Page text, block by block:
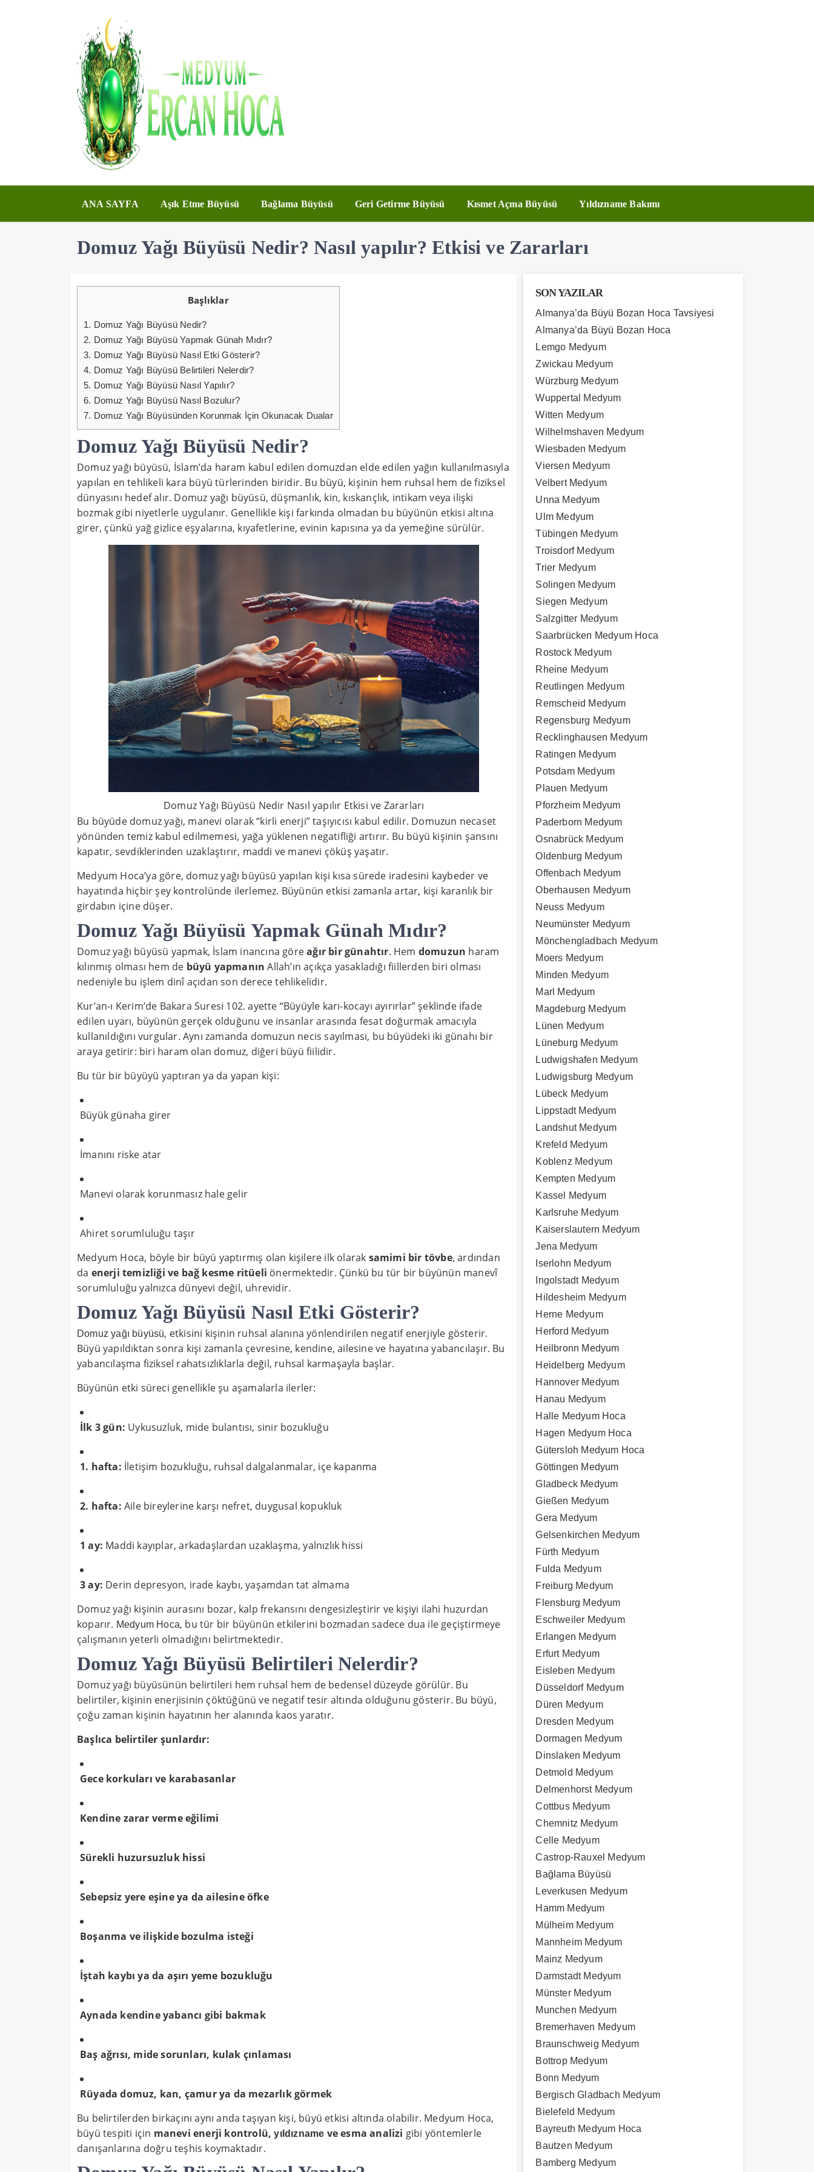
ANA SAYFA Aşık Etme Büyüsü Bağlama Büyüsü Geri Getirme Büyüsü Kısmet Açma Büyüsü Yıldızname Bakımı
Domuz Yağı Büyüsü Nedir? Nasıl yapılır? Etkisi ve Zararları
Başlıklar
1. Domuz Yağı Büyüsü Nedir?
2. Domuz Yağı Büyüsü Yapmak Günah Mıdır?
3. Domuz Yağı Büyüsü Nasıl Etki Gösterir?
4. Domuz Yağı Büyüsü Belirtileri Nelerdir?
5. Domuz Yağı Büyüsü Nasıl Yapılır?
6. Domuz Yağı Büyüsü Nasıl Bozulur?
7. Domuz Yağı Büyüsünden Korunmak İçin Okunacak Dualar
Domuz Yağı Büyüsü Nedir?
Domuz yağı büyüsü, İslam’da haram kabul edilen domuzdan elde edilen yağın kullanılmasıyla
yapılan en tehlikeli kara büyü türlerinden biridir. Bu büyü, kişinin hem ruhsal hem de fiziksel
dünyasını hedef alır. Domuz yağı büyüsü, düşmanlık, kin, kıskançlık, intikam veya ilişki
bozmak gibi niyetlerle uygulanır. Genellikle kişi farkında olmadan bu büyünün etkisi altına
girer, çünkü yağ gizlice eşyalarına, kıyafetlerine, evinin kapısına ya da yemeğine sürülür.
Domuz Yağı Büyüsü Nedir Nasıl yapılır Etkisi ve Zararları
Bu büyüde domuz yağı, manevi olarak “kirli enerji” taşıyıcısı kabul edilir. Domuzun necaset
yönünden temiz kabul edilmemesi, yağa yüklenen negatifliği artırır. Bu büyü kişinin şansını
kapatır, sevdiklerinden uzaklaştırır, maddi ve manevi çöküş yaşatır.
Medyum Hoca’ya göre, domuz yağı büyüsü yapılan kişi kısa sürede iradesini kaybeder ve
hayatında hiçbir şey kontrolünde ilerlemez. Büyünün etkisi zamanla artar, kişi karanlık bir
girdabın içine düşer.
Domuz Yağı Büyüsü Yapmak Günah Mıdır?
Domuz yağı büyüsü yapmak, İslam inancına göreağır bir günahtır. Hem domuzun haram
kılınmış olması hem de büyü yapmanın Allah’ın açıkça yasakladığı fiillerden biri olması
nedeniyle bu işlem dinî açıdan son derece tehlikelidir.
Kur’an-ı Kerim’de Bakara Suresi 102. ayette “Büyüyle karı-kocayı ayırırlar” şeklinde ifade
edilen uyarı, büyünün gerçek olduğunu ve insanlar arasında fesat doğurmak amacıyla
kullanıldığını vurgular. Aynı zamanda domuzun necis sayılması, bu büyüdeki iki günahı bir
araya getirir: biri haram olan domuz, diğeri büyü fiilidir.
Bu tür bir büyüyü yaptıran ya da yapan kişi:
Büyük günaha girer
İmanını riske atar
Manevi olarak korunmasız hale gelir
Ahiret sorumluluğu taşır
Medyum Hoca, böyle bir büyü yaptırmış olan kişilere ilk olarak samimi bir tövbe, ardından
da enerji temizliği ve bağ kesme ritüeli önermektedir. Çünkü bu tür bir büyünün manevî
sorumluluğu yalnızca dünyevi değil, uhrevidir.
Domuz Yağı Büyüsü Nasıl Etki Gösterir?
Domuz yağı büyüsü, etkisini kişinin ruhsal alanına yönlendirilen negatif enerjiyle gösterir.
Büyü yapıldıktan sonra kişi zamanla çevresine, kendine, ailesine ve hayatına yabancılaşır. Bu
yabancılaşma fiziksel rahatsızlıklarla değil, ruhsal karmaşayla başlar.
Büyünün etki süreci genellikle şu aşamalarla ilerler:
İlk 3 gün: Uykusuzluk, mide bulantısı, sinir bozukluğu
1. hafta: İletişim bozukluğu, ruhsal dalgalanmalar, içe kapanma
2. hafta: Aile bireylerine karşı nefret, duygusal kopukluk
1 ay: Maddi kayıplar, arkadaşlardan uzaklaşma, yalnızlık hissi
3 ay: Derin depresyon, irade kaybı, yaşamdan tat almama
Domuz yağı kişinin aurasını bozar, kalp frekansını dengesizleştirir ve kişiyi ilahi huzurdan
koparır. Medyum Hoca, bu tür bir büyünün etkilerini bozmadan sadece dua ile geçiştirmeye
çalışmanın yeterli olmadığını belirtmektedir.
Domuz Yağı Büyüsü Belirtileri Nelerdir?
Domuz yağı büyüsünün belirtileri hem ruhsal hem de bedensel düzeyde görülür. Bu
belirtiler, kişinin enerjisinin çöktüğünü ve negatif tesir altında olduğunu gösterir. Bu büyü,
çoğu zaman kişinin hayatının her alanında kaos yaratır.
Başlıca belirtiler şunlardır:
Gece korkuları ve karabasanlar
Kendine zarar verme eğilimi
Sürekli huzursuzluk hissi
Sebepsiz yere eşine ya da ailesine öfke
Boşanma ve ilişkide bozulma isteği
İştah kaybı ya da aşırı yeme bozukluğu
Aynada kendine yabancı gibi bakmak
Baş ağrısı, mide sorunları, kulak çınlaması
Rüyada domuz, kan, çamur ya da mezarlık görmek
Bu belirtilerden birkaçını aynı anda taşıyan kişi, büyü etkisi altında olabilir. Medyum Hoca,
büyü tespiti için manevi enerji kontrolü,yıldızname ve esma analizi gibi yöntemlerle
danışanlarına doğru teşhis koymaktadır.
SON YAZILAR
Almanya’da Büyü Bozan Hoca Tavsiyesi
Almanya’da Büyü Bozan Hoca
Lemgo Medyum
Zwickau Medyum
Würzburg Medyum
Wuppertal Medyum
Witten Medyum
Wilhelmshaven Medyum
Wiesbaden Medyum
Viersen Medyum
Velbert Medyum
Unna Medyum
Ulm Medyum
Tübingen Medyum
Troisdorf Medyum
Trier Medyum
Solingen Medyum
Siegen Medyum
Salzgitter Medyum
Saarbrücken Medyum Hoca
Rostock Medyum
Rheine Medyum
Reutlingen Medyum
Remscheid Medyum
Regensburg Medyum
Recklinghausen Medyum
Ratingen Medyum
Potsdam Medyum
Plauen Medyum
Pforzheim Medyum
Paderborn Medyum
Osnabrück Medyum
Oldenburg Medyum
Offenbach Medyum
Oberhausen Medyum
Neuss Medyum
Neumünster Medyum
Mönchengladbach Medyum
Moers Medyum
Minden Medyum
Marl Medyum
Magdeburg Medyum
Lünen Medyum
Lüneburg Medyum
Ludwigshafen Medyum
Ludwigsburg Medyum
Lübeck Medyum
Lippstadt Medyum
Landshut Medyum
Krefeld Medyum
Koblenz Medyum
Kempten Medyum
Kassel Medyum
Karlsruhe Medyum
Kaiserslautern Medyum
Jena Medyum
Iserlohn Medyum
Ingolstadt Medyum
Hildesheim Medyum
Herne Medyum
Herford Medyum
Heilbronn Medyum
Heidelberg Medyum
Hannover Medyum
Hanau Medyum
Halle Medyum Hoca
Hagen Medyum Hoca
Gütersloh Medyum Hoca
Göttingen Medyum
Gladbeck Medyum
Gießen Medyum
Gera Medyum
Gelsenkirchen Medyum
Fürth Medyum
Fulda Medyum
Freiburg Medyum
Flensburg Medyum
Eschweiler Medyum
Erlangen Medyum
Erfurt Medyum
Eisleben Medyum
Düsseldorf Medyum
Düren Medyum
Dresden Medyum
Dormagen Medyum
Dinslaken Medyum
Detmold Medyum
Delmenhorst Medyum
Cottbus Medyum
Chemnitz Medyum
Celle Medyum
Castrop-Rauxel Medyum
Bağlama Büyüsü
Leverkusen Medyum
Hamm Medyum
Mülheim Medyum
Mannheim Medyum
Mainz Medyum
Darmstadt Medyum
Münster Medyum
Munchen Medyum
Bremerhaven Medyum
Braunschweig Medyum
Bottrop Medyum
Bonn Medyum
Bergisch Gladbach Medyum
Bielefeld Medyum
Bayreuth Medyum Hoca
Bautzen Medyum
Bamberg Medyum